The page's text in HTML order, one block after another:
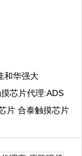
和华强大
芯片代理:ADS
片 合泰触摸芯片